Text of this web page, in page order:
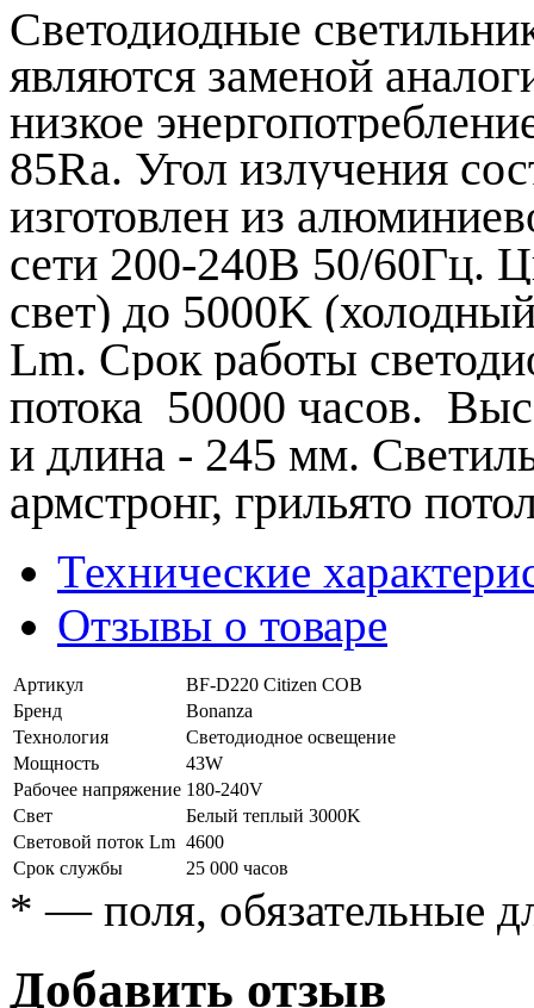
Светодиодные
являются заменой
низкое
85Ra. Угол излучения
изготовлен из
сети 200-240В 50/60Гц.
свет) до 5000K
Lm. Срок работы
потока 50000 часов.
и длина - 245 мм.
армстронг, грильято
Технические
Отзывы о товаре
Артикул
BF-D220 Citizen COB
Бренд
Bonanza
Технология
Светодиодное освещение
Мощность
43W
Рабочее напряжение 180-240V
Свет
Белый теплый 3000K
Световой поток Lm 4600
Срок службы
25 000 часов
* — поля, обязательные
Добавить отзыв